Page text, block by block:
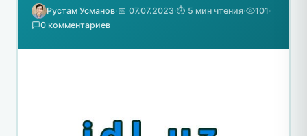
Рустам Усманов·📅 07.07.2023·⏱️ 5 мин чтения· 101·
0 комментариев